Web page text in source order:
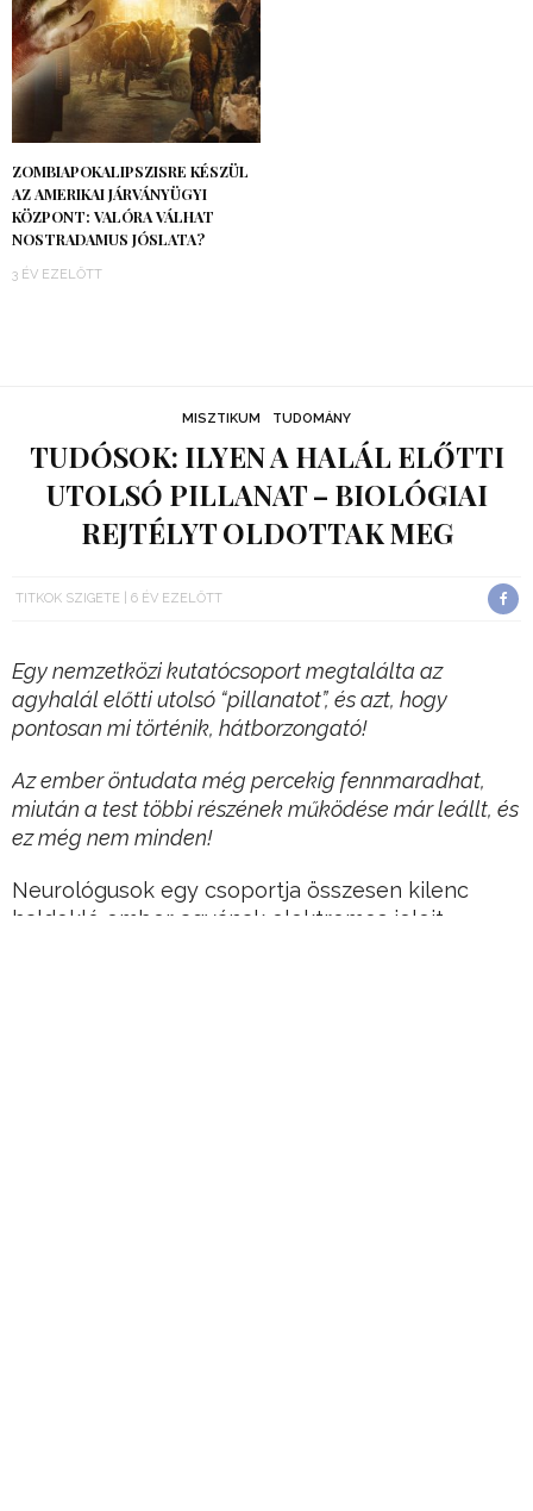
ZOMBIAPOKALIPSZISRE KÉSZÜL
AZ AMERIKAI JÁRVÁNYÜGYI
KÖZPONT: VALÓRA VÁLHAT
NOSTRADAMUS JÓSLATA?
3 ÉV EZELŐTT
MISZTIKUM TUDOMÁNY
TUDÓSOK: ILYEN A HALÁL ELŐTTI
UTOLSÓ PILLANAT – BIOLÓGIAI
REJTÉLYT OLDOTTAK MEG
TITKOK SZIGETE 6 ÉV EZELŐTT
Egy nemzetközi kutatócsoport megtalálta az
agyhalál előtti utolsó “pillanatot”, és azt, hogy
pontosan mi történik, hátborzongató!
Az ember öntudata még percekig fennmaradhat,
miután a test többi részének működése már leállt, és
ez még nem minden!
Neurológusok egy csoportja összesen kilenc
haldokló ember agyának elektromos jeleit